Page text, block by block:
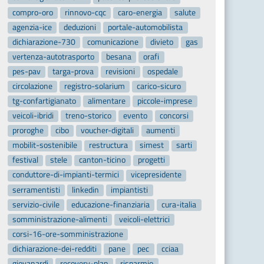
compro-oro
rinnovo-cqc caro-energia
salute
agenzia-ice
deduzioni
portale-automobilista
dichiarazione-730
comunicazione divieto
gas
vertenza-autotrasporto
besana
orafi
pes-pav
targa-prova revisioni
ospedale
circolazione
registro-solarium
carico-sicuro
tg-confartigianato
alimentare
piccole-imprese
veicoli-ibridi
treno-storico evento
concorsi
proroghe
cibo voucher-digitali
aumenti
mobilit-sostenibile
restructura simest
sarti
festival
stele canton-ticino
progetti
conduttore-di-impianti-termici
vicepresidente
serramentisti
linkedin
impiantisti
servizio-civile
educazione-finanziaria
cura-italia
somministrazione-alimenti
veicoli-elettrici
corsi-16-ore-somministrazione
dichiarazione-dei-redditi
pane pec
cciaa